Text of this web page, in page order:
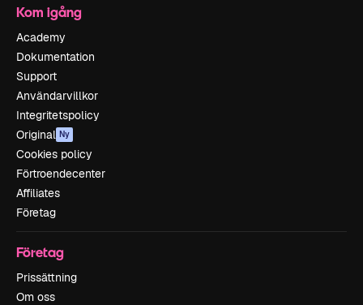
Kom igång
Academy
Dokumentation
Support
Användarvillkor
Integritetspolicy
Original Ny
Cookies policy
Förtroendecenter
Affiliates
Företag
Företag
Prissättning
Om oss